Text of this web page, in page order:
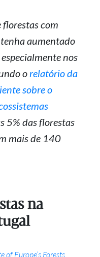
florestas com
aumentado
nos
orelatório da
sobre o
5% das florestas
mais de 140
na
of Europe’s Forests